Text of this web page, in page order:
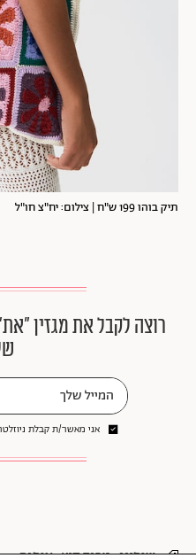
תיק בוהו 199 ש"ח | צילום: יח"צ חו"ל
רוצה לקבל את מגזין
אני מאשר/ת קבלת